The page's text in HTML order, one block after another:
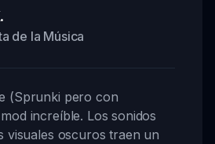
de la Música
(Sprunki pero con
increíble. Los sonidos
visuales oscuros traen un